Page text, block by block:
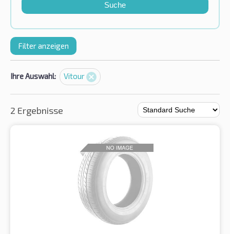
Suche
Filter anzeigen
Ihre Auswahl: Vitour
2 Ergebnisse